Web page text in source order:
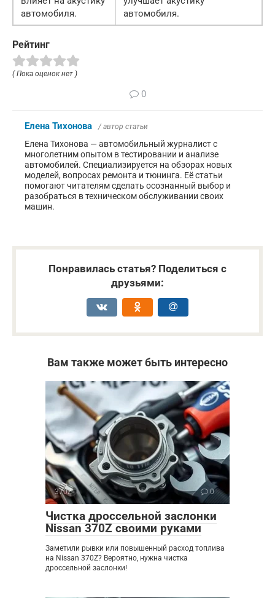
автомобиля.
автомобиля.
Рейтинг
( Пока оценок нет )
0
Елена Тихонова / автор статьи
Елена Тихонова — автомобильный журналист с
многолетним опытом в тестировании и анализе
автомобилей. Специализируется на обзорах новых
моделей, вопросах ремонта и тюнинга. Её статьи
помогают читателям сделать осознанный выбор и
разобраться в техническом обслуживании своих
машин.
Понравилась статья? Поделиться с
друзьями:
Вам также может быть интересно
370Z 0
Чистка дроссельной заслонки
Nissan 370Z своими руками
Заметили рывки или повышенный расход топлива
на Nissan 370Z? Вероятно, нужна чистка
дроссельной заслонки!